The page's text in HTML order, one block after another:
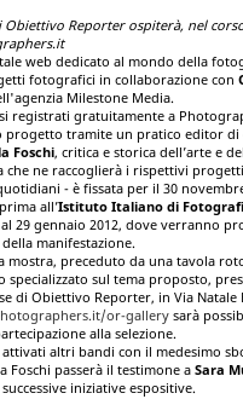
Reporter ospiterà, nel
web dedicato al mondo della
fotografici in collaborazione con
Milestone Media.
registrati gratuitamente a
progetto tramite un pratico editor di
Foschi, critica e storica dell’arte e
ne raccoglierà i rispettivi
- è fissata per il 30
all’Istituto Italiano di
29 gennaio 2012, dove verranno
manifestazione.
mostra, preceduto da una tavola
sul tema proposto,
di Obiettivo Reporter, in Via Natale
or-gallery sarà
alla selezione.
altri bandi con il medesimo
Foschi passerà il testimone aSara
iniziative espositive.